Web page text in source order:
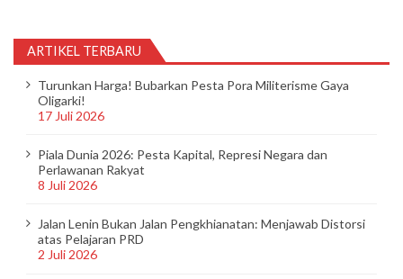
ARTIKEL TERBARU
Turunkan Harga! Bubarkan Pesta Pora Militerisme Gaya
Oligarki!
17 Juli 2026
Piala Dunia 2026: Pesta Kapital, Represi Negara dan
Perlawanan Rakyat
8 Juli 2026
Jalan Lenin Bukan Jalan Pengkhianatan: Menjawab Distorsi
atas Pelajaran PRD
2 Juli 2026